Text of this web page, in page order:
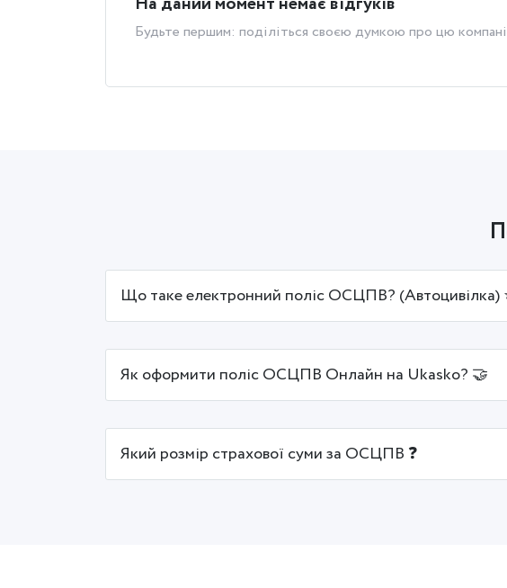
Будьте першим: поділіться своєю думкою про цю
Що таке електронний поліс ОСЦПВ? (Автоцивілка)
Як оформити поліс ОСЦПВ Онлайн на Ukasko? 🤝
Який розмір страхової суми за ОСЦПВ ❓